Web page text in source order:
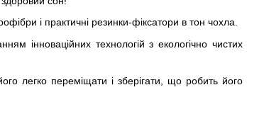
і практичні резинки-фіксатори в тон чохла.
інноваційних технологій з екологічно чистих
легко переміщати і зберігати, що робить його